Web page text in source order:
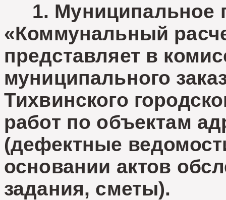
1. Муниципальное
«Коммунальный
представляет в
муниципального
Тихвинского
работ по объектам
(дефектные
основании актов
задания, сметы).